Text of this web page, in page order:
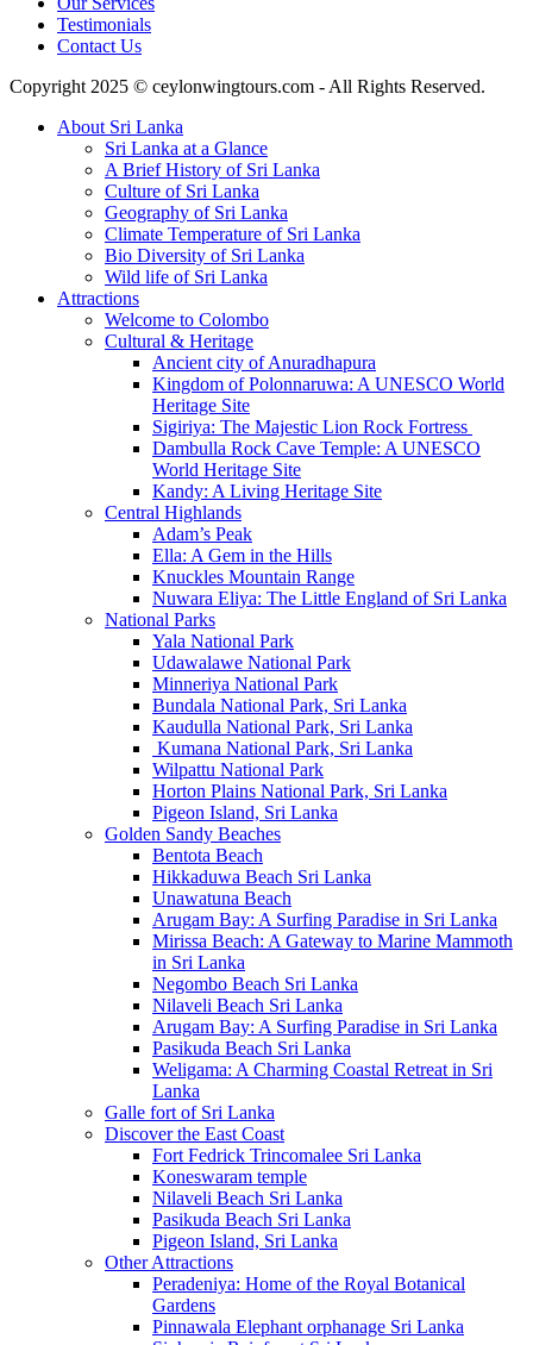
Testimonials
Contact Us
Copyright 2025 © ceylonwingtours.com - All Rights Reserved.
About Sri Lanka
Sri Lanka at a Glance
A Brief History of Sri Lanka
Culture of Sri Lanka
Geography of Sri Lanka
Climate Temperature of Sri Lanka
Bio Diversity of Sri Lanka
Wild life of Sri Lanka
Attractions
Welcome to Colombo
Cultural & Heritage
Ancient city of Anuradhapura
Kingdom of Polonnaruwa: A UNESCO World
Heritage Site
Sigiriya: The Majestic Lion Rock Fortress
Dambulla Rock Cave Temple: A UNESCO
World Heritage Site
Kandy: A Living Heritage Site
Central Highlands
Adam’s Peak
Ella: A Gem in the Hills
Knuckles Mountain Range
Nuwara Eliya: The Little England of Sri Lanka
National Parks
Yala National Park
Udawalawe National Park
Minneriya National Park
Bundala National Park, Sri Lanka
Kaudulla National Park, Sri Lanka
Kumana National Park, Sri Lanka
Wilpattu National Park
Horton Plains National Park, Sri Lanka
Pigeon Island, Sri Lanka
Golden Sandy Beaches
Bentota Beach
Hikkaduwa Beach Sri Lanka
Unawatuna Beach
Arugam Bay: A Surfing Paradise in Sri Lanka
Mirissa Beach: A Gateway to Marine Mammoth
in Sri Lanka
Negombo Beach Sri Lanka
Nilaveli Beach Sri Lanka
Arugam Bay: A Surfing Paradise in Sri Lanka
Pasikuda Beach Sri Lanka
Weligama: A Charming Coastal Retreat in Sri
Lanka
Galle fort of Sri Lanka
Discover the East Coast
Fort Fedrick Trincomalee Sri Lanka
Koneswaram temple
Nilaveli Beach Sri Lanka
Pasikuda Beach Sri Lanka
Pigeon Island, Sri Lanka
Other Attractions
Peradeniya: Home of the Royal Botanical
Gardens
Pinnawala Elephant orphanage Sri Lanka